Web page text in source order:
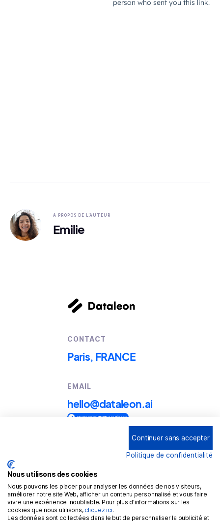
A PROPOS DE L'AUTEUR
Emilie
CONTACT
Paris, FRANCE
EMAIL
hello@dataleon.ai
Conditions générales d'utilisation
Mention légales
Politique de confidentialité
Politique de cookies
Continuer sans accepter
Politique de confidentialité
Nous utilisons des cookies
Nous pouvons les placer pour analyser les données de nos visiteurs,
améliorer notre site Web, afficher un contenu personnalisé et vous faire
vivre une expérience inoubliable. Pour plus d'informations sur les
cookies que nous utilisons, cliquez ici.
Les données sont collectées dans le but de personnaliser la publicité et